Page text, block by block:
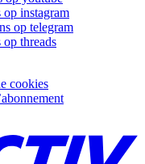
op instagram
op telegram
threads
cookies